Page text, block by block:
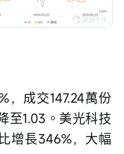
，成交147.24萬份
至1.03。美光科技
增長346%，大幅